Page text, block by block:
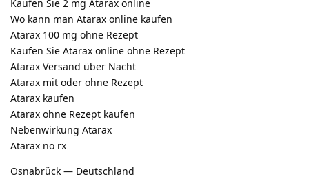
Kaufen Sie 2 mg Atarax online
Wo kann man Atarax online kaufen
Atarax 100 mg ohne Rezept
Kaufen Sie Atarax online ohne Rezept
Atarax Versand über Nacht
Atarax mit oder ohne Rezept
Atarax kaufen
Atarax ohne Rezept kaufen
Nebenwirkung Atarax
Atarax no rx
Osnabrück — Deutschland